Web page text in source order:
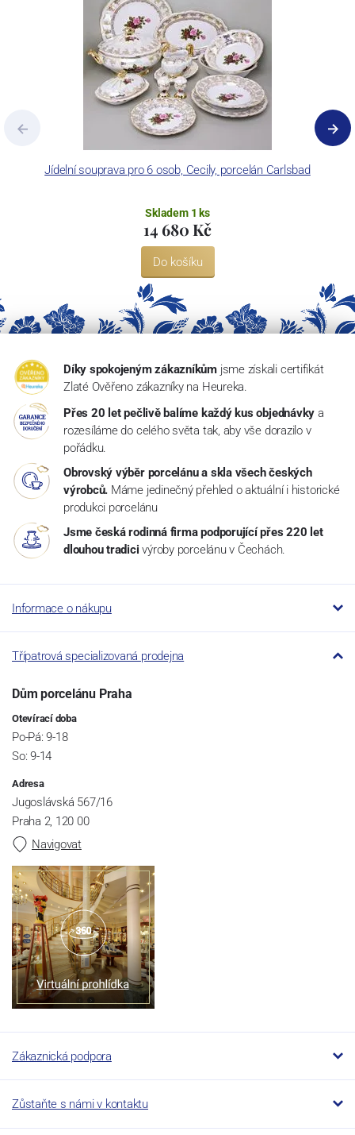
Jídelní souprava pro 6 osob, Cecily, porcelán Carlsbad
Skladem 1 ks
14 680 Kč
Do košíku
Díky spokojeným zákazníkům jsme získali certifikát
Zlaté Ověřeno zákazníky na Heureka.
Přes 20 let pečlivě balíme každý kus objednávky a
rozesíláme do celého světa tak, aby vše dorazilo v
pořádku.
Obrovský výběr porcelánu a skla všech českých
výrobců. Máme jedinečný přehled o aktuální i historické
produkci porcelánu
Jsme česká rodinná firma podporující přes 220 let
dlouhou tradici výroby porcelánu v Čechách.
Informace o nákupu
Třípatrová specializovaná prodejna
Dům porcelánu Praha
Otevírací doba
Po-Pá: 9-18
So: 9-14
Adresa
Jugoslávská 567/16
Praha 2, 120 00
Navigovat
Zákaznická podpora
Zůstaňte s námi v kontaktu